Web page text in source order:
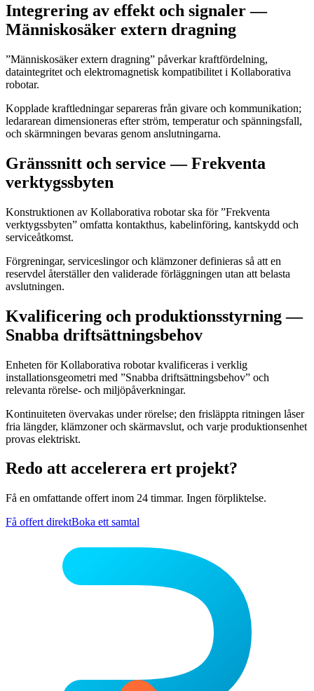
Integrering av effekt och signaler —
Människosäker extern dragning
”Människosäker extern dragning” påverkar kraftfördelning,
dataintegritet och elektromagnetisk kompatibilitet i Kollaborativa
robotar.
Kopplade kraftledningar separeras från givare och kommunikation;
ledararean dimensioneras efter ström, temperatur och spänningsfall,
och skärmningen bevaras genom anslutningarna.
Gränssnitt och service — Frekventa
verktygssbyten
Konstruktionen av Kollaborativa robotar ska för ”Frekventa
verktygssbyten” omfatta kontakthus, kabelinföring, kantskydd och
serviceåtkomst.
Förgreningar, serviceslingor och klämzoner definieras så att en
reservdel återställer den validerade förläggningen utan att belasta
avslutningen.
Kvalificering och produktionsstyrning —
Snabba driftsättningsbehov
Enheten för Kollaborativa robotar kvalificeras i verklig
installationsgeometri med ”Snabba driftsättningsbehov” och
relevanta rörelse- och miljöpåverkningar.
Kontinuiteten övervakas under rörelse; den frisläppta ritningen låser
fria längder, klämzoner och skärmavslut, och varje produktionsenhet
provas elektriskt.
Redo att accelerera ert projekt?
Få en omfattande offert inom 24 timmar. Ingen förpliktelse.
Få offert direktBoka ett samtal